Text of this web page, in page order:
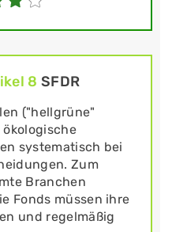
8 SFDR
("hellgrüne"
systematisch bei
Zum
Branchen
Fonds müssen ihre
und regelmäßig